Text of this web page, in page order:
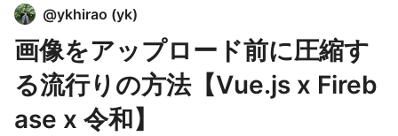
@ykhirao (yk)
画像をアップロード前に圧縮す
る流行りの方法【Vue.js x Fireb
ase x 令和】